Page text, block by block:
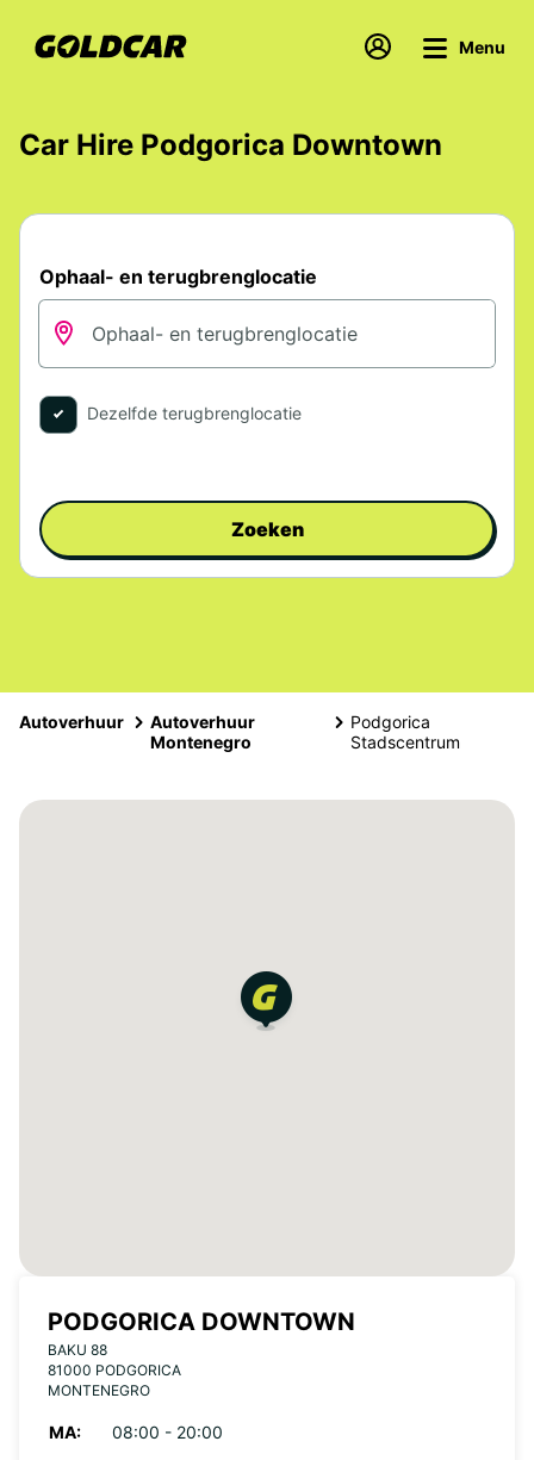
Menu
Car Hire Podgorica Downtown
Ophaal- en terugbrenglocatie
Dezelfde terugbrenglocatie
Zoeken
Autoverhuur
Autoverhuur
Montenegro
Podgorica
Stadscentrum
PODGORICA DOWNTOWN
BAKU 88
81000 PODGORICA
MONTENEGRO
MA:
08:00 - 20:00